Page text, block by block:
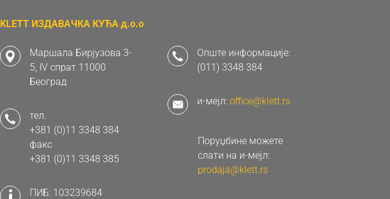
KLETT ИЗДАВАЧКА КУЋА д.о.о
Маршала Бирјузова 3-
5, IV спрат 11000
Београд
тел.
+381 (0)11 3348 384
факс
+381 (0)11 3348 385
ПИБ: 103239684
Опште информације:
(011) 3348 384
и-мејл: office@klett.rs
Поруџбине можете
слати на и-мејл:
prodaja@klett.rs